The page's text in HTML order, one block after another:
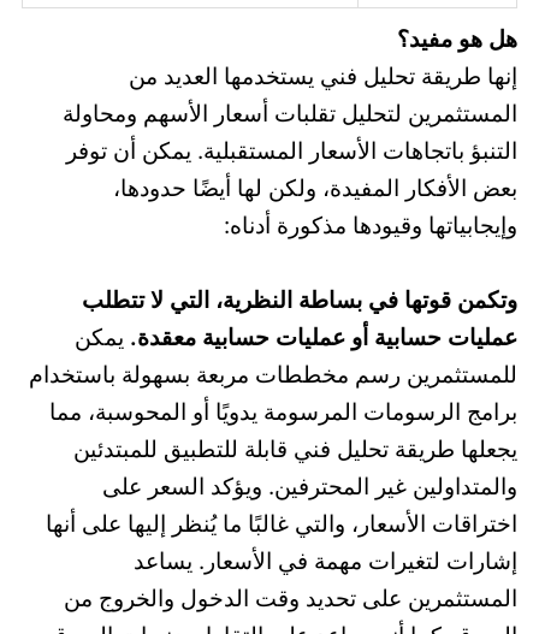
هل هو مفيد؟
إنها طريقة تحليل فني يستخدمها العديد من
المستثمرين لتحليل تقلبات أسعار الأسهم ومحاولة
التنبؤ باتجاهات الأسعار المستقبلية. يمكن أن توفر
بعض الأفكار المفيدة، ولكن لها أيضًا حدودها،
وإيجابياتها وقيودها مذكورة أدناه:
وتكمن قوتها في بساطة النظرية، التي لا تتطلب
عمليات حسابية أو عمليات حسابية معقدة. يمكن
للمستثمرين رسم مخططات مربعة بسهولة باستخدام
برامج الرسومات المرسومة يدويًا أو المحوسبة، مما
يجعلها طريقة تحليل فني قابلة للتطبيق للمبتدئين
والمتداولين غير المحترفين. ويؤكد السعر على
اختراقات الأسعار، والتي غالبًا ما يُنظر إليها على أنها
إشارات لتغيرات مهمة في الأسعار. يساعد
المستثمرين على تحديد وقت الدخول والخروج من